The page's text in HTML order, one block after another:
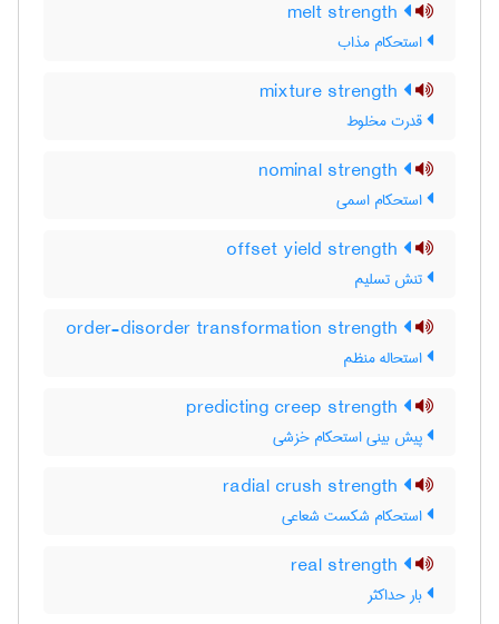
استحکام مذاب
قدرت مخلوط
استحکام اسمی
تنش تسلیم
استحاله منظم
پیش بینی استحکام خزشی
استحکام شکست شعاعی
بار حداکثر